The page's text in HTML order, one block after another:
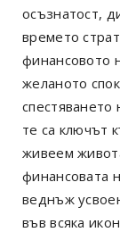
осъзнатост,
времето
финансовото
желаното
спестяването
те са ключът
живеем
финансовата
веднъж
във всяка